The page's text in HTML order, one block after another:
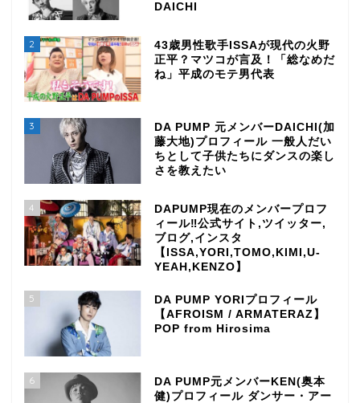
DAICHI
2
43歳男性歌手ISSAが現代の火野
正平？マツコが言及！「総なめだ
ね」平成のモテ男代表
3
DA PUMP 元メンバーDAICHI(加
藤大地)プロフィール 一般人だい
ちとして子供たちにダンスの楽し
さを教えたい
4
DAPUMP現在のメンバープロフ
ィール‼公式サイト,ツイッター,
ブログ,インスタ
【ISSA,YORI,TOMO,KIMI,U-
YEAH,KENZO】
5
DA PUMP YORIプロフィール
【AFROISM / ARMATERAZ】
POP from Hirosima
6
DA PUMP元メンバーKEN(奥本
健)プロフィール ダンサー・アー